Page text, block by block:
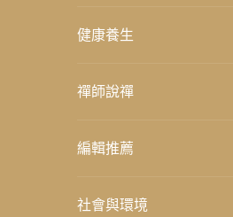
健康養生
禪師說禪
編輯推薦
社會與環境